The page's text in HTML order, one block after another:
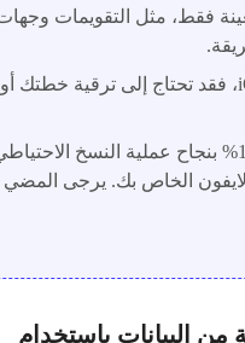
فقط، مثل التقويمات
إذا نفدت سعة تخزين iCloud، فقد تحتاج إلى ترقية خطتك أو
ليس هناك ضمان بنسبة 100% بنجاح عملية النسخ
الايفون الخاص بك. يرجى
من البيانات باستخدام